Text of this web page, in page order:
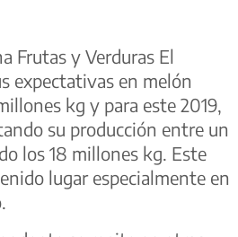
Frutas y Verduras El
expectativas en melón
kg y para este 2019,
su producción entre un
los 18 millones kg. Este
lugar especialmente en